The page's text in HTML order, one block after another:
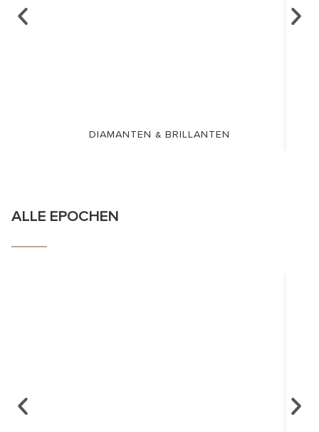
DIAMANTEN & BRILLANTEN
ALLE EPOCHEN